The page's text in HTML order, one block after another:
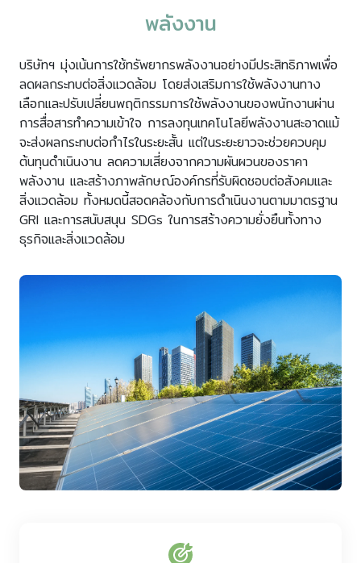
พลังงาน
บริษัทฯ มุ่งเน้นการใช้ทรัพยากรพลังงานอย่างมีประสิทธิภาพเพื่อ
ลดผลกระทบต่อสิ่งแวดล้อม โดยส่งเสริมการใช้พลังงานทาง
เลือกและปรับเปลี่ยนพฤติกรรมการใช้พลังงานของพนักงานผ่าน
การสื่อสารทำความเข้าใจ การลงทุนเทคโนโลยีพลังงานสะอาดแม้
จะส่งผลกระทบต่อกำไรในระยะสั้น แต่ในระยะยาวจะช่วยควบคุม
ต้นทุนดำเนินงาน ลดความเสี่ยงจากความผันผวนของราคา
พลังงาน และสร้างภาพลักษณ์องค์กรที่รับผิดชอบต่อสังคมและ
สิ่งแวดล้อม ทั้งหมดนี้สอดคล้องกับการดำเนินงานตามมาตรฐาน
GRI และการสนับสนุน SDGs ในการสร้างความยั่งยืนทั้งทาง
ธุรกิจและสิ่งแวดล้อม